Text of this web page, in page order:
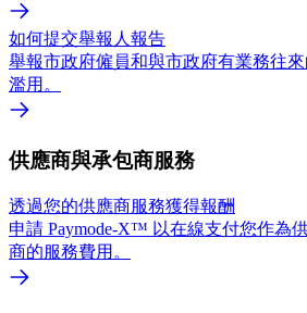
如何提交舉報人報告
舉報市政府僱員和與市政府有業務往
濫用。
供應商與承包商服務
透過您的供應商服務獲得報酬
申請 Paymode-X™ 以在線支付您作為
商的服務費用。